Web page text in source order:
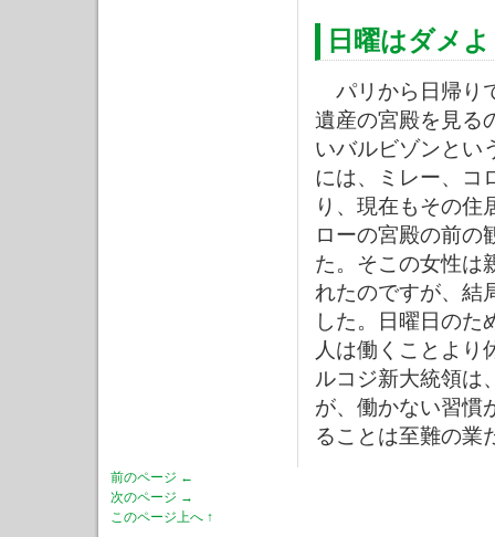
日曜はダメよ
パリから日帰り
遺産の宮殿を見る
いバルビゾンとい
には、ミレー、コ
り、現在もその住
ローの宮殿の前の
た。そこの女性は
れたのですが、結
した。日曜日のた
人は働くことより
ルコジ新大統領は
が、働かない習慣
ることは至難の業
前のページ ←
次のページ →
このページ上へ ↑